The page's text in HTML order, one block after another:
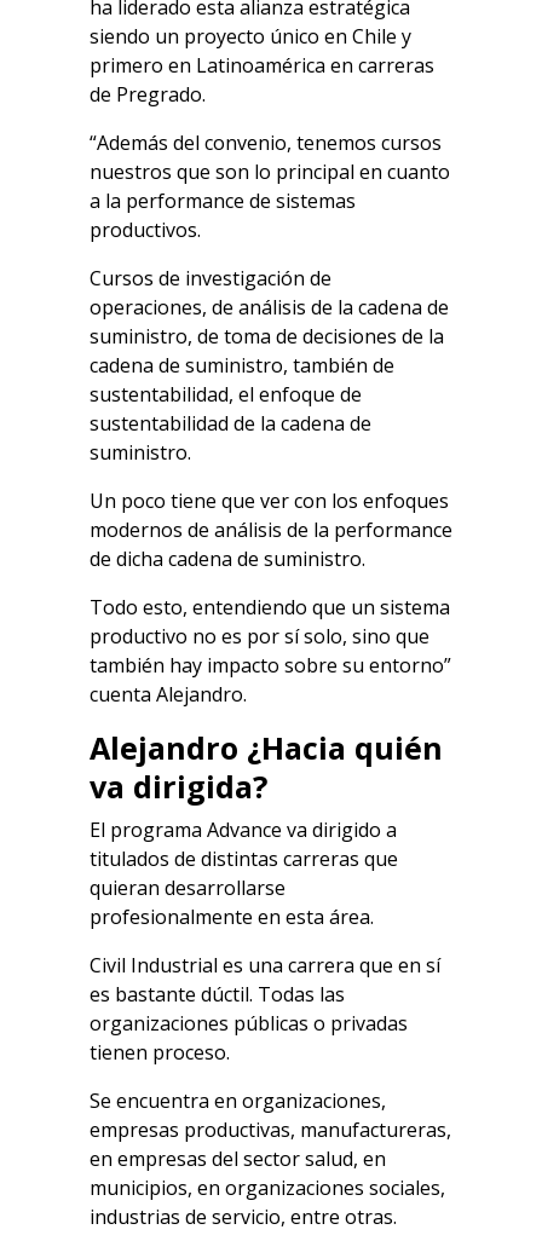
ha liderado esta alianza estratégica
siendo un proyecto único en Chile y
primero en Latinoamérica en carreras
de Pregrado.
“Además del convenio, tenemos cursos
nuestros que son lo principal en cuanto
a la performance de sistemas
productivos.
Cursos de investigación de
operaciones, de análisis de la cadena de
suministro, de toma de decisiones de la
cadena de suministro, también de
sustentabilidad, el enfoque de
sustentabilidad de la cadena de
suministro.
Un poco tiene que ver con los enfoques
modernos de análisis de la performance
de dicha cadena de suministro.
Todo esto, entendiendo que un sistema
productivo no es por sí solo, sino que
también hay impacto sobre su entorno”
cuenta Alejandro.
Alejandro ¿Hacia quién
va dirigida?
El programa Advance va dirigido a
titulados de distintas carreras que
quieran desarrollarse
profesionalmente en esta área.
Civil Industrial es una carrera que en sí
es bastante dúctil. Todas las
organizaciones públicas o privadas
tienen proceso.
Se encuentra en organizaciones,
empresas productivas, manufactureras,
en empresas del sector salud, en
municipios, en organizaciones sociales,
industrias de servicio, entre otras.